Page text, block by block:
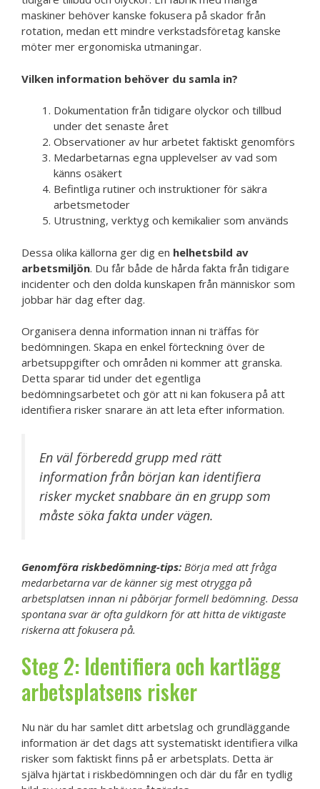
maskiner behöver kanske fokusera på skador från
rotation, medan ett mindre verkstadsföretag kanske
möter mer ergonomiska utmaningar.
Vilken information behöver du samla in?
Dokumentation från tidigare olyckor och tillbud
under det senaste året
Observationer av hur arbetet faktiskt genomförs
Medarbetarnas egna upplevelser av vad som
känns osäkert
Befintliga rutiner och instruktioner för säkra
arbetsmetoder
Utrustning, verktyg och kemikalier som används
Dessa olika källorna ger dig en helhetsbild av
arbetsmiljön. Du får både de hårda fakta från tidigare
incidenter och den dolda kunskapen från människor som
jobbar här dag efter dag.
Organisera denna information innan ni träffas för
bedömningen. Skapa en enkel förteckning över de
arbetsuppgifter och områden ni kommer att granska.
Detta sparar tid under det egentliga
bedömningsarbetet och gör att ni kan fokusera på att
identifiera risker snarare än att leta efter information.
En väl förberedd grupp med rätt
information från början kan identifiera
risker mycket snabbare än en grupp som
måste söka fakta under vägen.
Genomföra riskbedömning-tips: Börja med att fråga
medarbetarna var de känner sig mest otrygga på
arbetsplatsen innan ni påbörjar formell bedömning. Dessa
spontana svar är ofta guldkorn för att hitta de viktigaste
riskerna att fokusera på.
Steg 2: Identifiera och kartlägg
arbetsplatsens risker
Nu när du har samlet ditt arbetslag och grundläggande
information är det dags att systematiskt identifiera vilka
risker som faktiskt finns på er arbetsplats. Detta är
själva hjärtat i riskbedömningen och där du får en tydlig